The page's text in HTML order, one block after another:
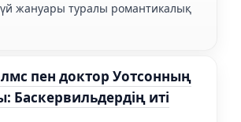
үй жануары туралы романтикалық
пен доктор Уотсонның
Баскервильдердің иті